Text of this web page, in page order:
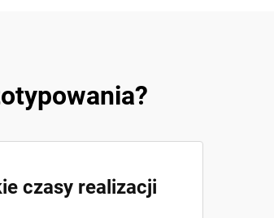
czasy realizacji